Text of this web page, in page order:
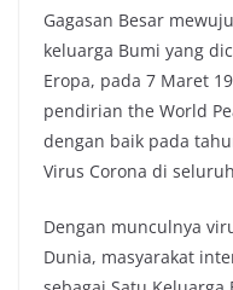
Gagasan Besar
keluarga Bumi yang
Eropa, pada 7 Maret
pendirian the World
dengan baik pada
Virus Corona di
Dengan munculnya
Dunia, masyarakat